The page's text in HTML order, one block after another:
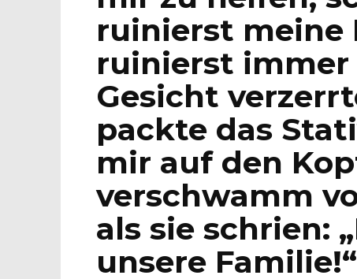
ruinierst meine
ruinierst immer
Gesicht
packte das
mir auf den
verschwamm
als sie schrien:
unsere